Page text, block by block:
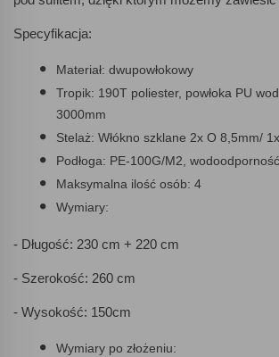
Specyfikacja:
Materiał: dwupowłokowy
Tropik: 190T poliester, powłoka PU
3000mm
Stelaż: Włókno szklane 2x O 8,5mm/
Podłoga: PE-100G/M2,
Maksymalna ilość osób: 4
Wymiary:
- Długość: 230 cm + 220 cm
- Szerokość: 260 cm
- Wysokość: 150cm
Wymiary po złożeniu: